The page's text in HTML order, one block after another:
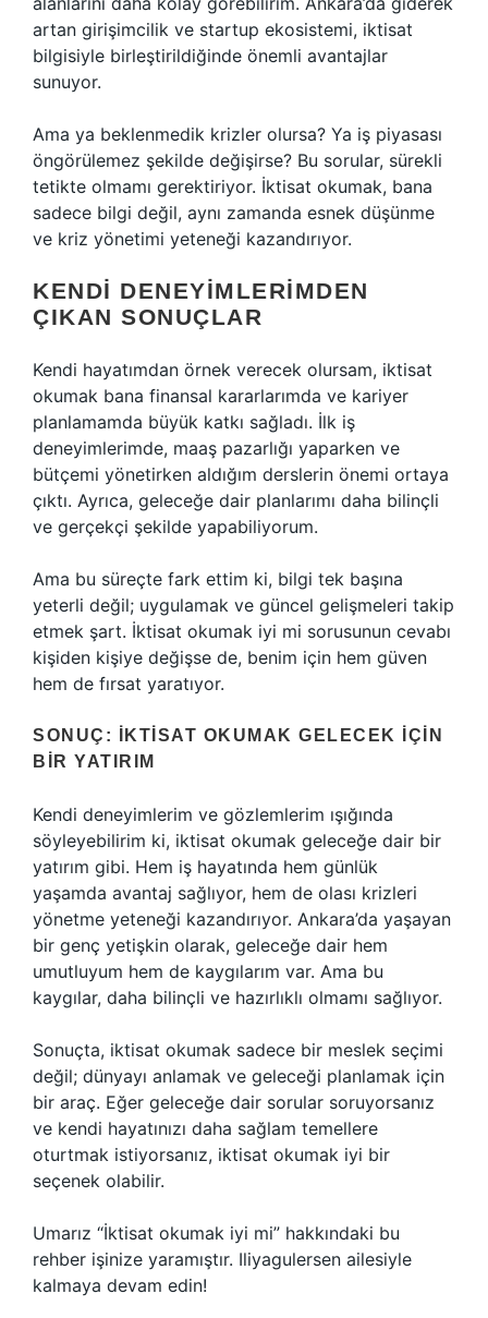
artan girişimcilik ve startup ekosistemi, iktisat
bilgisiyle birleştirildiğinde önemli avantajlar
sunuyor.
Ama ya beklenmedik krizler olursa? Ya iş piyasası
öngörülemez şekilde değişirse? Bu sorular, sürekli
tetikte olmamı gerektiriyor. İktisat okumak, bana
sadece bilgi değil, aynı zamanda esnek düşünme
ve kriz yönetimi yeteneği kazandırıyor.
KENDI DENEYIMLERIMDEN
ÇIKAN SONUÇLAR
Kendi hayatımdan örnek verecek olursam, iktisat
okumak bana finansal kararlarımda ve kariyer
planlamamda büyük katkı sağladı. İlk iş
deneyimlerimde, maaş pazarlığı yaparken ve
bütçemi yönetirken aldığım derslerin önemi ortaya
çıktı. Ayrıca, geleceğe dair planlarımı daha bilinçli
ve gerçekçi şekilde yapabiliyorum.
Ama bu süreçte fark ettim ki, bilgi tek başına
yeterli değil; uygulamak ve güncel gelişmeleri takip
etmek şart. İktisat okumak iyi mi sorusunun cevabı
kişiden kişiye değişse de, benim için hem güven
hem de fırsat yaratıyor.
SONUÇ: İKTISAT OKUMAK GELECEK İÇIN
BIR YATIRIM
Kendi deneyimlerim ve gözlemlerim ışığında
söyleyebilirim ki, iktisat okumak geleceğe dair bir
yatırım gibi. Hem iş hayatında hem günlük
yaşamda avantaj sağlıyor, hem de olası krizleri
yönetme yeteneği kazandırıyor. Ankara’da yaşayan
bir genç yetişkin olarak, geleceğe dair hem
umutluyum hem de kaygılarım var. Ama bu
kaygılar, daha bilinçli ve hazırlıklı olmamı sağlıyor.
Sonuçta, iktisat okumak sadece bir meslek seçimi
değil; dünyayı anlamak ve geleceği planlamak için
bir araç. Eğer geleceğe dair sorular soruyorsanız
ve kendi hayatınızı daha sağlam temellere
oturtmak istiyorsanız, iktisat okumak iyi bir
seçenek olabilir.
Umarız “İktisat okumak iyi mi” hakkındaki bu
rehber işinize yaramıştır. Iliyagulersen ailesiyle
kalmaya devam edin!